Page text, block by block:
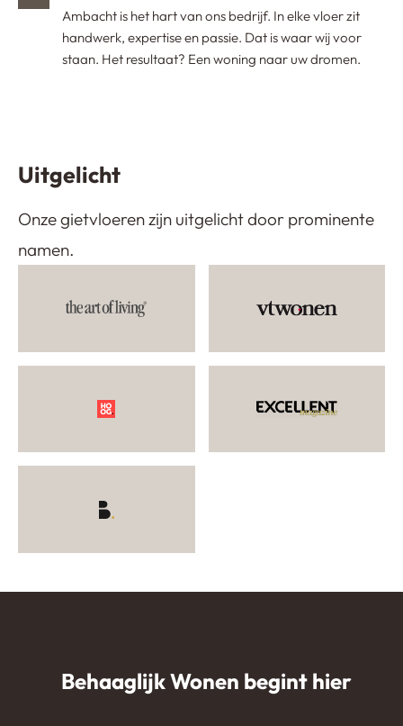
Ambacht is het hart van ons bedrijf. In elke vloer zit
handwerk, expertise en passie. Dat is waar wij voor
staan. Het resultaat? Een woning naar uw dromen.
Uitgelicht
Onze gietvloeren zijn uitgelicht door prominente
namen.
Behaaglijk Wonen begint hier